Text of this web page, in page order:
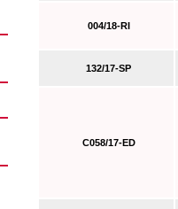
004/18-RI
132/17-SP
C058/17-ED